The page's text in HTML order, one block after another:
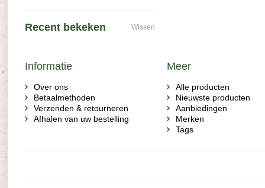
Recent bekeken Wissen
Informatie
Over ons
Betaalmethoden
Verzenden & retourneren
Afhalen van uw bestelling
Meer
Alle producten
Nieuwste producten
Aanbiedingen
Merken
Tags